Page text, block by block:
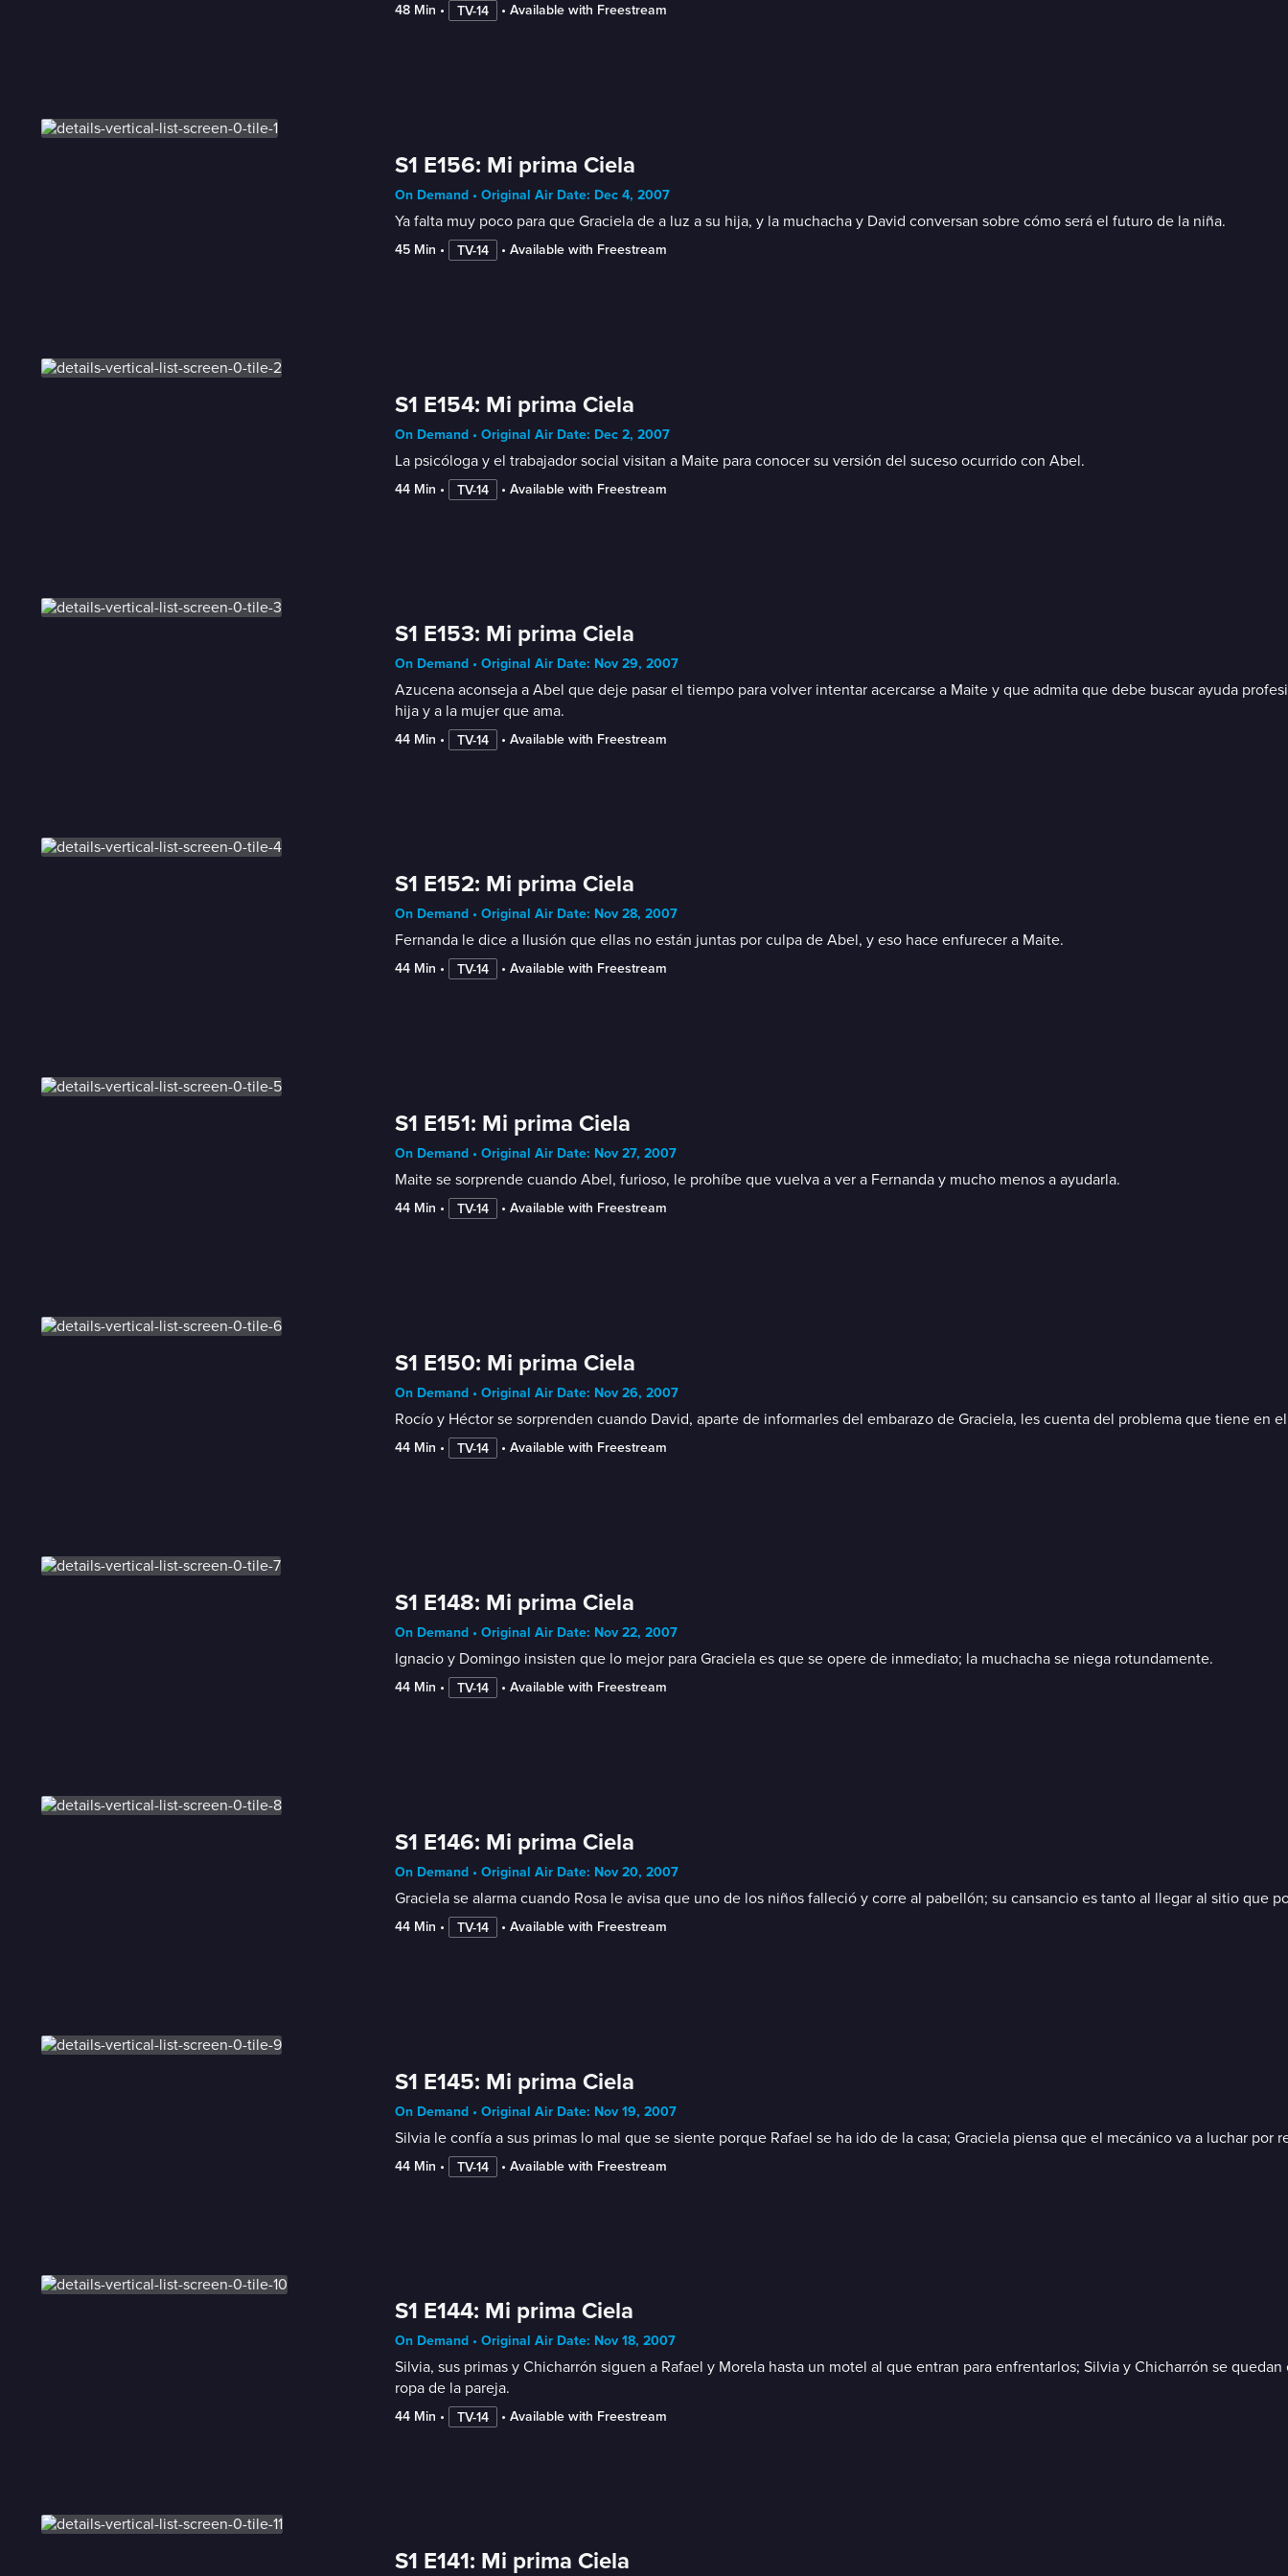
48 Min • TV-14 • Available with Freestream
S1 E156: Mi prima Ciela
On Demand • Original Air Date: Dec 4, 2007
Ya falta muy poco para que Graciela de a luz a su hija, y la muchacha y David conversan sobre cómo será el futuro de la niña.
45 Min • TV-14 • Available with Freestream
S1 E154: Mi prima Ciela
On Demand • Original Air Date: Dec 2, 2007
La psicóloga y el trabajador social visitan a Maite para conocer su versión del suceso ocurrido con Abel.
44 Min • TV-14 • Available with Freestream
S1 E153: Mi prima Ciela
On Demand • Original Air Date: Nov 29, 2007
Azucena aconseja a Abel que deje pasar el tiempo para volver intentar acercarse a Maite y que admita que debe buscar ayuda
hija y a la mujer que ama.
44 Min • TV-14 • Available with Freestream
S1 E152: Mi prima Ciela
On Demand • Original Air Date: Nov 28, 2007
Fernanda le dice a Ilusión que ellas no están juntas por culpa de Abel, y eso hace enfurecer a Maite.
44 Min • TV-14 • Available with Freestream
S1 E151: Mi prima Ciela
On Demand • Original Air Date: Nov 27, 2007
Maite se sorprende cuando Abel, furioso, le prohíbe que vuelva a ver a Fernanda y mucho menos a ayudarla.
44 Min • TV-14 • Available with Freestream
S1 E150: Mi prima Ciela
On Demand • Original Air Date: Nov 26, 2007
Rocío y Héctor se sorprenden cuando David, aparte de informarles del embarazo de Graciela, les cuenta del problema que tiene en
44 Min • TV-14 • Available with Freestream
S1 E148: Mi prima Ciela
On Demand • Original Air Date: Nov 22, 2007
Ignacio y Domingo insisten que lo mejor para Graciela es que se opere de inmediato; la muchacha se niega rotundamente.
44 Min • TV-14 • Available with Freestream
S1 E146: Mi prima Ciela
On Demand • Original Air Date: Nov 20, 2007
Graciela se alarma cuando Rosa le avisa que uno de los niños falleció y corre al pabellón; su cansancio es tanto al llegar al sitio que
44 Min • TV-14 • Available with Freestream
S1 E145: Mi prima Ciela
On Demand • Original Air Date: Nov 19, 2007
Silvia le confía a sus primas lo mal que se siente porque Rafael se ha ido de la casa; Graciela piensa que el mecánico va a luchar
44 Min • TV-14 • Available with Freestream
S1 E144: Mi prima Ciela
On Demand • Original Air Date: Nov 18, 2007
Silvia, sus primas y Chicharrón siguen a Rafael y Morela hasta un motel al que entran para enfrentarlos; Silvia y Chicharrón se
ropa de la pareja.
44 Min • TV-14 • Available with Freestream
S1 E141: Mi prima Ciela